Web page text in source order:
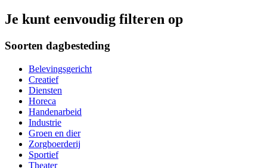
Je kunt eenvoudig filteren op
Soorten dagbesteding
Belevingsgericht
Creatief
Diensten
Horeca
Handenarbeid
Industrie
Groen en dier
Zorgboerderij
Sportief
Theater